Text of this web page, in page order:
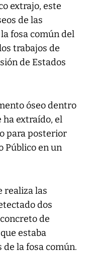
extrajo, este
de las
fosa común del
trabajos de
de Estados
óseo dentro
extraído, el
para posterior
Público en un
realiza las
dos
de
estaba
la fosa común.